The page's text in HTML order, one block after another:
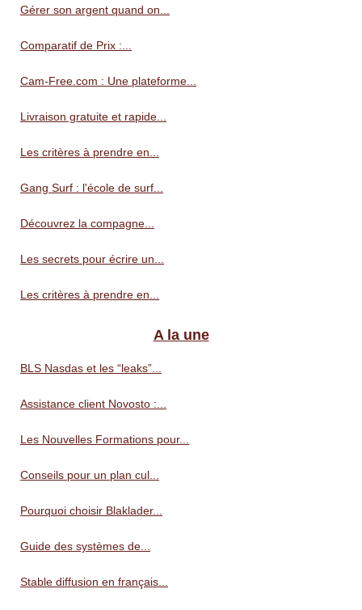
Gérer son argent quand on...
Comparatif de Prix :...
Cam-Free.com : Une plateforme...
Livraison gratuite et rapide...
Les critères à prendre en...
Gang Surf : l'école de surf...
Découvrez la compagne...
Les secrets pour écrire un...
Les critères à prendre en...
A la une
BLS Nasdas et les “leaks”...
Assistance client Novosto :...
Les Nouvelles Formations pour...
Conseils pour un plan cul...
Pourquoi choisir Blaklader...
Guide des systèmes de...
Stable diffusion en français...